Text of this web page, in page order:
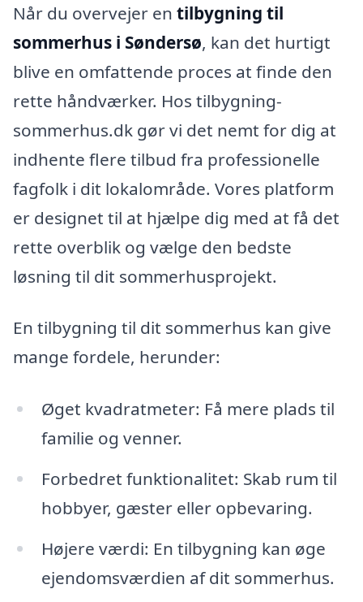
Når du overvejer en tilbygning til
sommerhus i Søndersø, kan det hurtigt
blive en omfattende proces at finde den
rette håndværker. Hos tilbygning-
sommerhus.dk gør vi det nemt for dig at
indhente flere tilbud fra professionelle
fagfolk i dit lokalområde. Vores platform
er designet til at hjælpe dig med at få det
rette overblik og vælge den bedste
løsning til dit sommerhusprojekt.
En tilbygning til dit sommerhus kan give
mange fordele, herunder:
Øget kvadratmeter: Få mere plads til
familie og venner.
Forbedret funktionalitet: Skab rum til
hobbyer, gæster eller opbevaring.
Højere værdi: En tilbygning kan øge
ejendomsværdien af dit sommerhus.